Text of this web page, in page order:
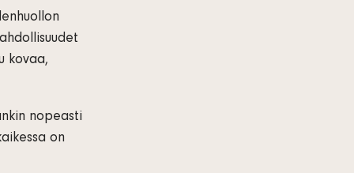
kovaa,
nopeasti
on